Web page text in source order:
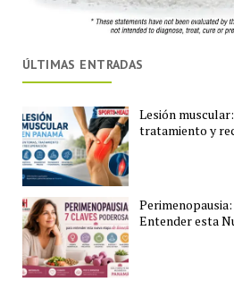
ÚLTIMAS ENTRADAS
Lesión
tratamiento y
Entender esta